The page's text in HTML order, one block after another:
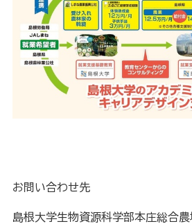
お問い合わせ先
島根大学生物資源科学部本庄総合農